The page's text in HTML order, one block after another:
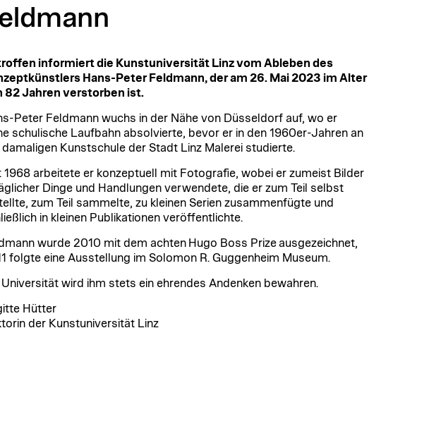
informiert die Kunstuniversität Linz vom Ableben des
Hans-Peter Feldmann, der am 26. Mai 2023 im Alter
82 Jahren verstorben ist.
Peter Feldmann wuchs in der Nähe von Düsseldorf auf, wo er
schulische Laufbahn absolvierte, bevor er in den 1960er-Jahren an
Kunstschule der Stadt Linz Malerei studierte.
1968 arbeitete er konzeptuell mit Fotografie, wobei er zumeist Bilder
Dinge und Handlungen verwendete, die er zum Teil selbst
zum Teil sammelte, zu kleinen Serien zusammenfügte und
in kleinen Publikationen veröffentlichte.
wurde 2010 mit dem achten Hugo Boss Prize ausgezeichnet,
folgte eine Ausstellung im Solomon R. Guggenheim Museum.
Universität wird ihm stets ein ehrendes Andenken bewahren.
Hütter
der Kunstuniversität Linz